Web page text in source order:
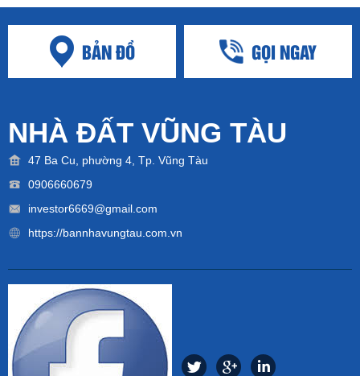
BẢN ĐỒ GỌI NGAY
NHÀ ĐẤT VŨNG TÀU
47 Ba Cu, phường 4, Tp. Vũng Tàu
0906660679
investor6669@gmail.com
https://bannhavungtau.com.vn